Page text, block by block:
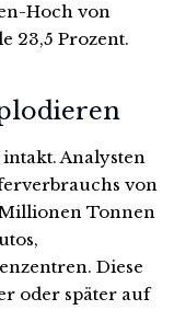
Hoch von
23,5 Prozent.
Analysten
von
Tonnen
Diese
oder später auf